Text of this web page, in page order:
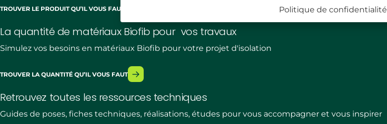
TROUVER LE PRODUIT QU’IL VOUS FAUT
La quantité de matériaux Biofib pour vos travaux
Simulez vos besoins en matériaux Biofib pour votre projet d'isolation
TROUVER LA QUANTITÉ QU’IL VOUS FAUT
Retrouvez toutes les ressources techniques
Guides de poses, fiches techniques, réalisations, études pour vous accompagner et vous inspirer
Politique de confidentialité